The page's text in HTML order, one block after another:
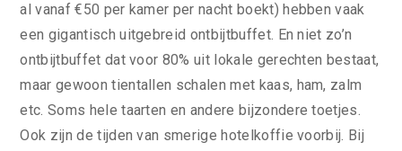
al vanaf €50 per kamer per nacht boekt) hebben vaak
een gigantisch uitgebreid ontbijtbuffet. En niet zo’n
ontbijtbuffet dat voor 80% uit lokale gerechten bestaat,
maar gewoon tientallen schalen met kaas, ham, zalm
etc. Soms hele taarten en andere bijzondere toetjes.
Ook zijn de tijden van smerige hotelkoffie voorbij. Bij